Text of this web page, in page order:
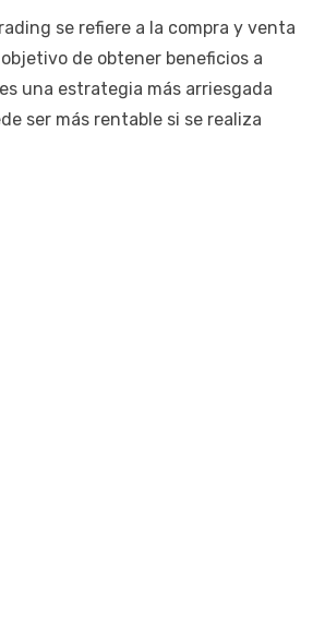
se refiere a la compra y venta
de obtener beneficios a
una estrategia más arriesgada
ser más rentable si se realiza